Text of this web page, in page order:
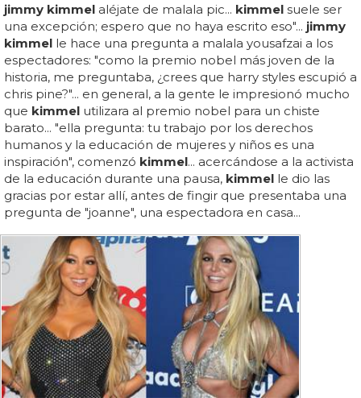
jimmy kimmel aléjate de malala pic... kimmel suele ser
una excepción; espero que no haya escrito eso"... jimmy
kimmel le hace una pregunta a malala yousafzai a los
espectadores: "como la premio nobel más joven de la
historia, me preguntaba, ¿crees que harry styles escupió a
chris pine?"... en general, a la gente le impresionó mucho
que kimmel utilizara al premio nobel para un chiste
barato... "ella pregunta: tu trabajo por los derechos
humanos y la educación de mujeres y niños es una
inspiración", comenzó kimmel... acercándose a la activista
de la educación durante una pausa, kimmel le dio las
gracias por estar allí, antes de fingir que presentaba una
pregunta de "joanne", una espectadora en casa...